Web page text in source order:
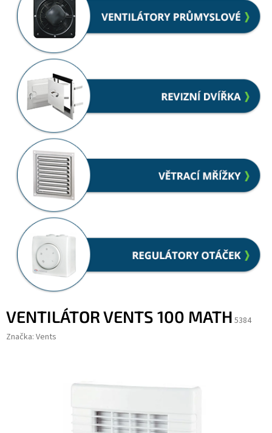
VENTILÁTOR VENTS 100 MATH 5384
Značka: Vents